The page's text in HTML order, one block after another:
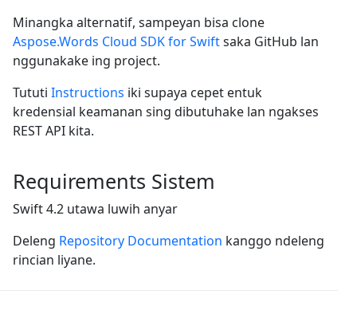
Minangka alternatif, sampeyan bisa clone
Aspose.Words Cloud SDK for Swiftsaka GitHub lan
nggunakake ing project.
Tututi Instructions iki supaya cepet entuk
kredensial keamanan sing dibutuhake lan ngakses
REST API kita.
Requirements Sistem
Swift 4.2 utawa luwih anyar
Deleng Repository Documentation kanggo ndeleng
rincian liyane.